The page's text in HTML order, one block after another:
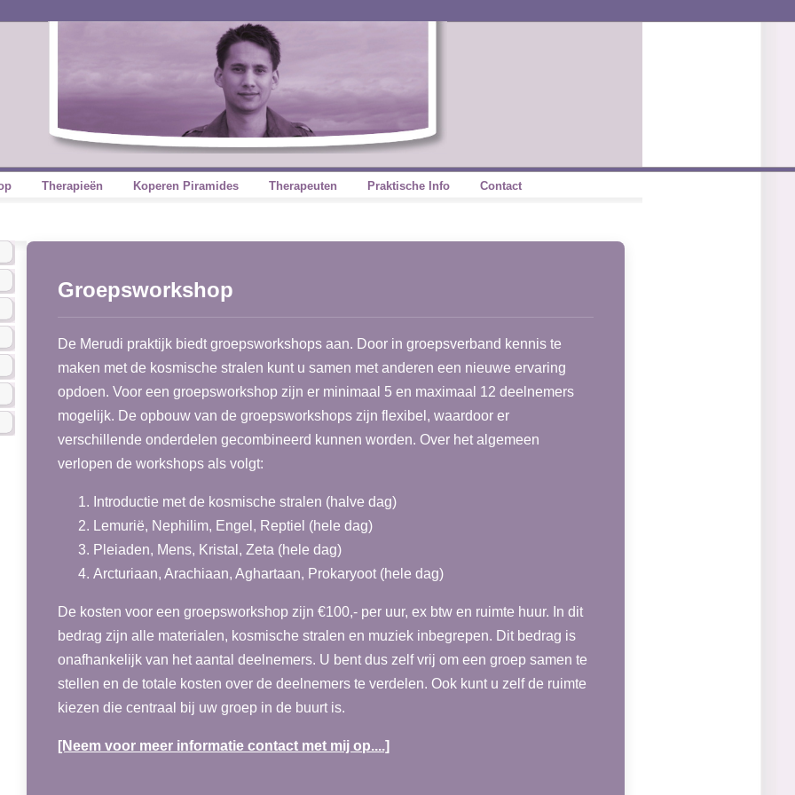
Therapieën Koperen Piramides Therapeuten Praktische Info Contact
Groepsworkshop
De Merudi praktijk biedt groepsworkshops aan. Door in groepsverband kennis te
maken met de kosmische stralen kunt u samen met anderen een nieuwe ervaring
opdoen. Voor een groepsworkshop zijn er minimaal 5 en maximaal 12 deelnemers
mogelijk. De opbouw van de groepsworkshops zijn flexibel, waardoor er
verschillende onderdelen gecombineerd kunnen worden. Over het algemeen
verlopen de workshops als volgt:
Introductie met de kosmische stralen (halve dag)
Lemurië, Nephilim, Engel, Reptiel (hele dag)
Pleiaden, Mens, Kristal, Zeta (hele dag)
Arcturiaan, Arachiaan, Aghartaan, Prokaryoot (hele dag)
De kosten voor een groepsworkshop zijn €100,- per uur, ex btw en ruimte huur. In dit
bedrag zijn alle materialen, kosmische stralen en muziek inbegrepen. Dit bedrag is
onafhankelijk van het aantal deelnemers. U bent dus zelf vrij om een groep samen te
stellen en de totale kosten over de deelnemers te verdelen. Ook kunt u zelf de ruimte
kiezen die centraal bij uw groep in de buurt is.
[Neem voor meer informatie contact met mij op....]